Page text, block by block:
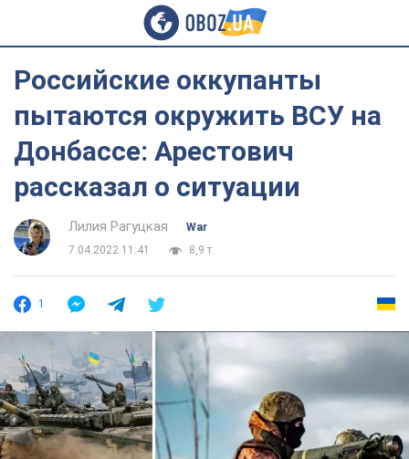
Российские оккупанты
пытаются окружить ВСУ на
Донбассе: Арестович
рассказал о ситуации
Лилия Рагуцкая
War
7.04.2022 11:41
8,9 т.
1